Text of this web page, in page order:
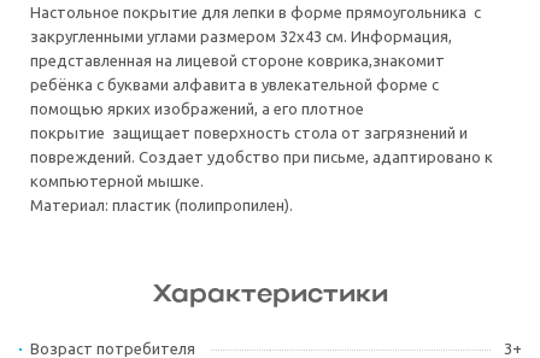
Настольное покрытие для лепки в форме прямоугольника с
закругленными углами размером 32х43 см. Информация,
представленная на лицевой стороне коврика,знакомит
ребёнка с буквами алфавита в увлекательной форме с
помощью ярких изображений, а его плотное
покрытие защищает поверхность стола от загрязнений и
повреждений. Создает удобство при письме, адаптировано к
компьютерной мышке.
Материал: пластик (полипропилен).
Характеристики
Возраст потребителя
3+